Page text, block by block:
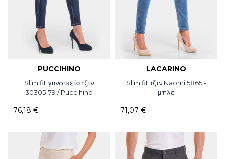
PUCCIHINO
Slim fit γυναικείο τζιν
30305-79 / Puccihino
76,18 €
LACARINO
Slim fit τζιν Naomi 5865 -
μπλε
71,07 €